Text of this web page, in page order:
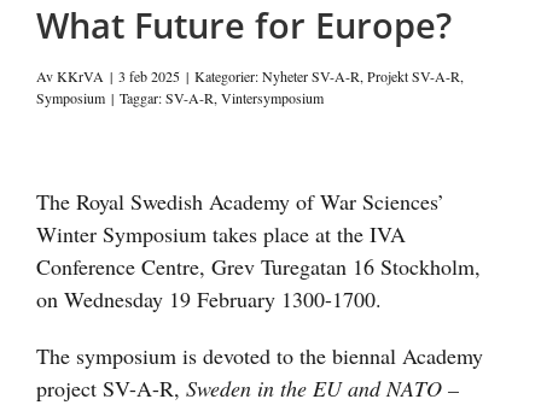
What Future for Europe?
AvKKrVA | 3 feb 2025 | Kategorier:Nyheter SV-A-R, Projekt SV-A-R,
Symposium | Taggar:SV-A-R, Vintersymposium
större
bild
The Royal Swedish Academy of War Sciences’
Winter Symposium takes place at the IVA
Conference Centre, Grev Turegatan 16 Stockholm,
on Wednesday 19 February 1300-1700.
The symposium is devoted to the biennal Academy
project SV-A-R, Sweden in the EU and NATO –